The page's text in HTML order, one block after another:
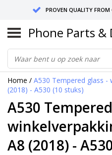
PROVEN QUALITY FROM
SEND RETURNS TO
10 DAY
Phone Parts &
Home / A530 Tempered glass -
(2018) - A530 (10 stuks)
A530
A8 (2018) -